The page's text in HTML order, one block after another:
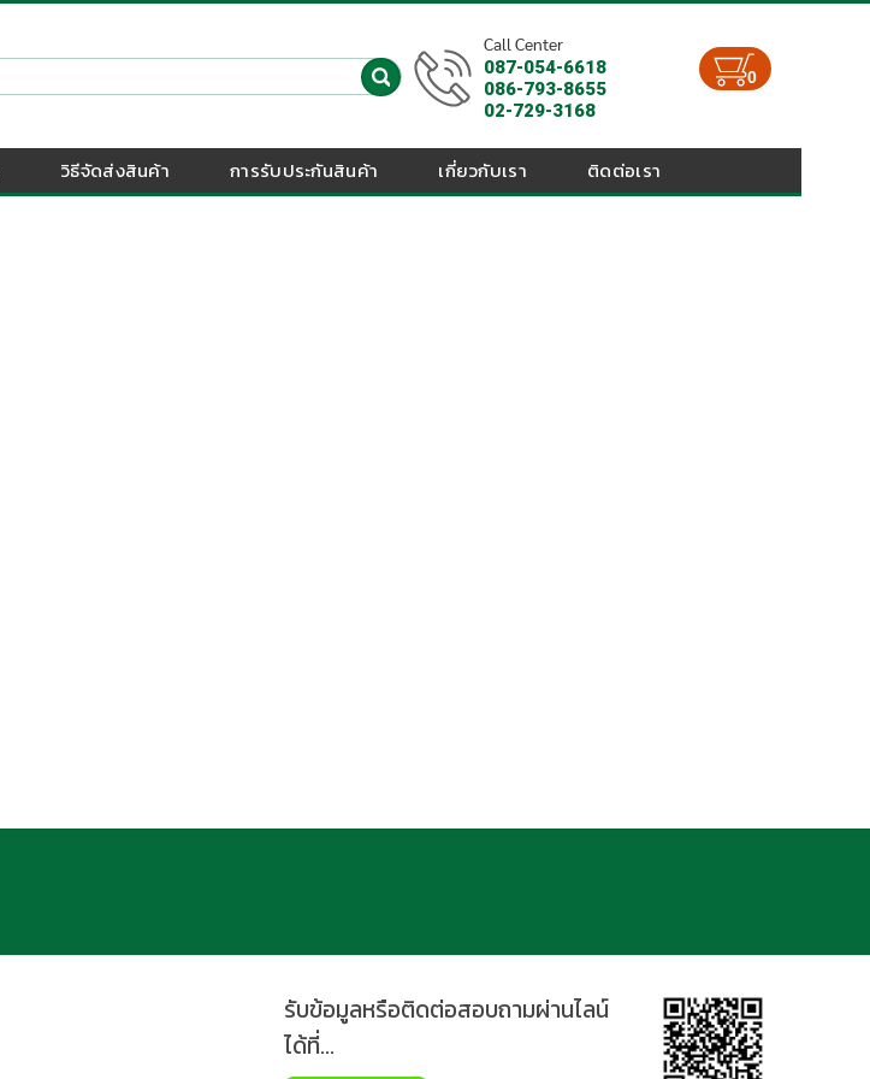
Call Center
087-054-6618
086-793-8655
02-729-3168
0
วิธีจัดส่งสินค้า การรับประกันสินค้า เกี่ยวกับเรา ติดต่อเรา
รับข้อมูลหรือติดต่อสอบถามผ่านไลน์
ได้ที่...